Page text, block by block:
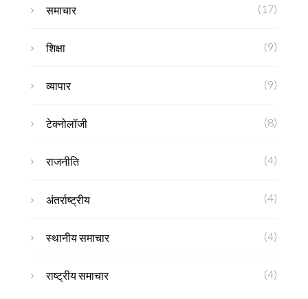
समाचार (17)
शिक्षा (9)
व्यापार (9)
टेक्नोलॉजी (8)
राजनीति (4)
अंतर्राष्ट्रीय (4)
स्थानीय समाचार (4)
राष्ट्रीय समाचार (4)